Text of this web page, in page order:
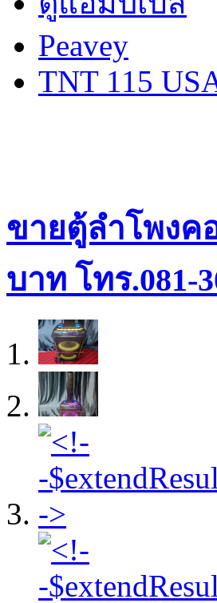
Peavey
TNT 115
ขายตู้ลำโพงค
บาท โทร.081-